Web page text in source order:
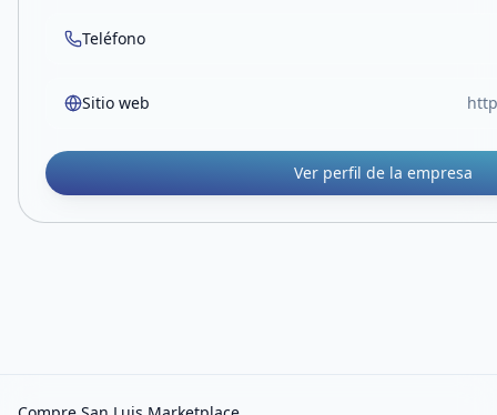
Teléfono
Sitio web
Ver perfil de la empresa